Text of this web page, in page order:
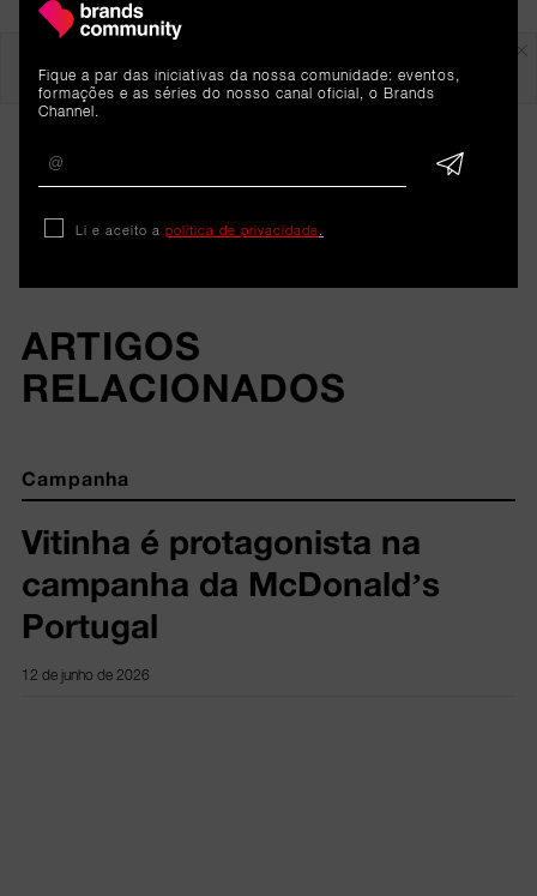
ARTIGOS
RELACIONADOS
Campanha
Vitinha é protagonista na
campanha da McDonald’s
Portugal
12 de junho de 2026
Fique a par das iniciativas da nossa comunidade: eventos,
formações e as séries do nosso canal oficial, o Brands
Channel.
Li e aceito a política de privacidade